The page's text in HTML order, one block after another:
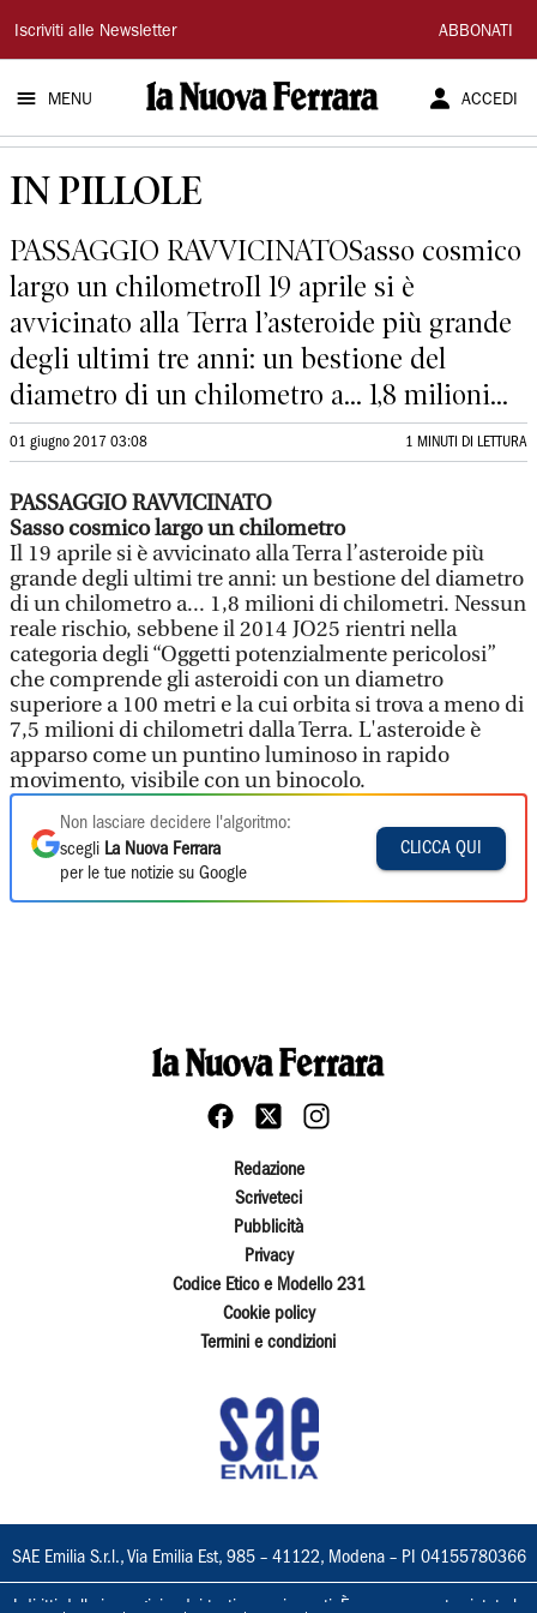
La
Nuova
Ferrara
Iscriviti alle Newsletter ABBONATI
MENU ACCEDI
IN PILLOLE
PASSAGGIO RAVVICINATOSasso cosmico
largo un chilometroIl 19 aprile si è
avvicinato alla Terra l’asteroide più grande
degli ultimi tre anni: un bestione del
diametro di un chilometro a... 1,8 milioni...
01 giugno 2017 03:08 1 MINUTI DI LETTURA
PASSAGGIO RAVVICINATO
Sasso cosmico largo un chilometro
Il 19 aprile si è avvicinato alla Terra l’asteroide più
grande degli ultimi tre anni: un bestione del diametro
di un chilometro a... 1,8 milioni di chilometri. Nessun
reale rischio, sebbene il 2014 JO25 rientri nella
categoria degli “Oggetti potenzialmente pericolosi”
che comprende gli asteroidi con un diametro
superiore a 100 metri e la cui orbita si trova a meno di
7,5 milioni di chilometri dalla Terra. L'asteroide è
apparso come un puntino luminoso in rapido
movimento, visibile con un binocolo.
Non lasciare decidere l'algoritmo:
scegli La Nuova Ferrara
per le tue notizie su Google
CLICCA QUI
Redazione
Scriveteci
Pubblicità
Privacy
Codice Etico e Modello 231
Cookie policy
Termini e condizioni
SAE Emilia S.r.l., Via Emilia Est, 985 – 41122, Modena – PI 04155780366
I diritti delle immagini e dei testi sono riservati. È espressamente vietata la